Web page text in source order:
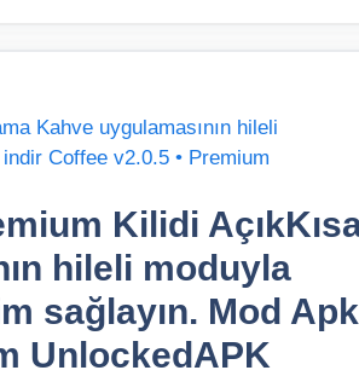
Kilidi
hileli moduyla
sağlayın. Mod Apk
UnlockedAPK